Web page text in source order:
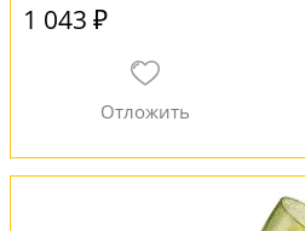
1 043 ₽